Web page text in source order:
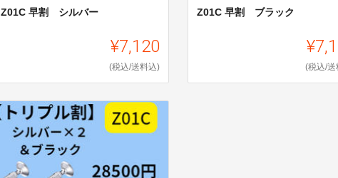
Z01C 早割 シルバー
¥7,120
(税込/送料込)
Z01C 早割 ブラック
(税込/送